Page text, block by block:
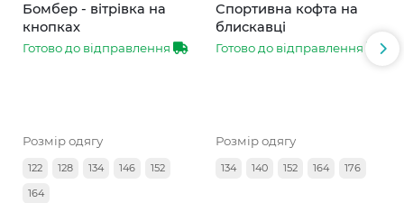
Бомбер - вітрівка на
кнопках
Готово до відправлення
Розмір одягу
122 128 134 146
152
164
Спортивна кофта на
блискавці
Готово до відправлення
Розмір одягу
134 140 152 164 176